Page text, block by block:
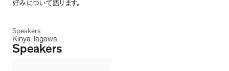
好みについて語ります。
Speakers
Kinya Tagawa
Speakers